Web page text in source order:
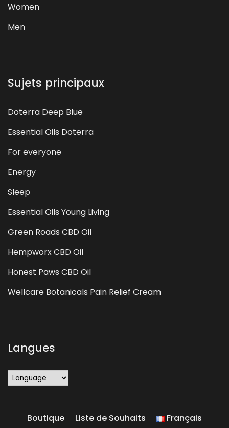
Women
Men
Sujets principaux
Doterra Deep Blue
Essential Oils Doterra
For everyone
Energy
Sleep
Essential Oils Young Living
Green Roads CBD Oil
Hempworx CBD Oil
Honest Paws CBD Oil
Wellcare Botanicals Pain Relief Cream
Langues
Boutique Liste de Souhaits Français